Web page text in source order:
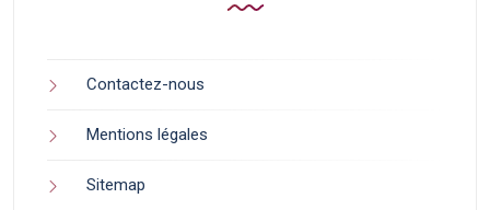
Contactez-nous
Mentions légales
Sitemap